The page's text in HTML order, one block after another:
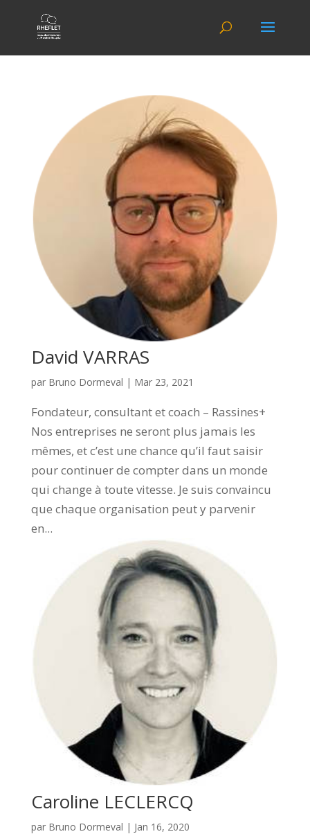
David VARRAS
par Bruno Dormeval | Mar 23, 2021
Fondateur, consultant et coach – Rassines+
Nos entreprises ne seront plus jamais les
mêmes, et c’est une chance qu’il faut saisir
pour continuer de compter dans un monde
qui change à toute vitesse. Je suis convaincu
que chaque organisation peut y parvenir
en...
Caroline LECLERCQ
par Bruno Dormeval | Jan 16, 2020